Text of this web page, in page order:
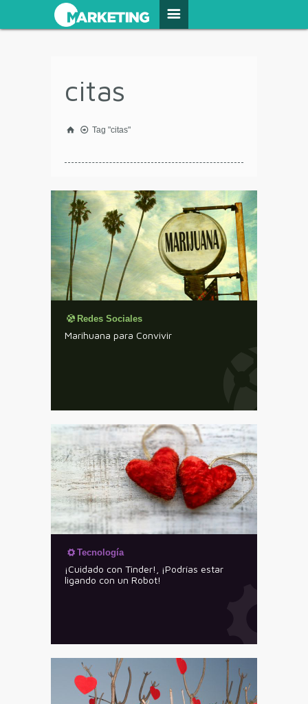
citas
Tag "citas"
Redes Sociales
Marihuana para Convivir
Tecnología
¡Cuidado con Tinder!, ¡Podrías estar
ligando con un Robot!